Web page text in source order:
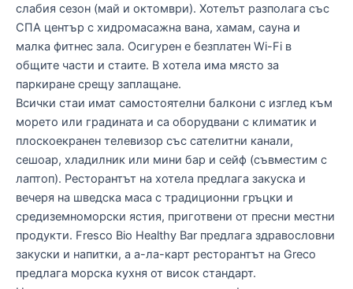
слабия сезон (май и октомври). Хотелът разполага със
СПА център с хидромасажна вана, хамам, сауна и
малка фитнес зала. Осигурен е безплатен Wi-Fi в
общите части и стаите. В хотела има място за
паркиране срещу заплащане.
Всички стаи имат самостоятелни балкони с изглед към
морето или градината и са оборудвани с климатик и
плоскоекранен телевизор със сателитни канали,
сешоар, хладилник или мини бар и сейф (съвместим с
лаптоп). Ресторантът на хотела предлага закуска и
вечеря на шведска маса с традиционни гръцки и
средиземноморски ястия, приготвени от пресни местни
продукти. Fresco Bio Healthy Bar предлага здравословни
закуски и напитки, а а-ла-карт ресторантът на Greco
предлага морска кухня от висок стандарт.